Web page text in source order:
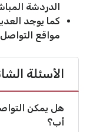
الدردشة
كما يوجد
مواقع
الأسئلة
هل يمكن
أب؟